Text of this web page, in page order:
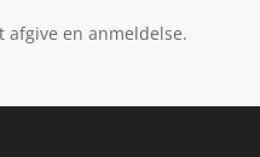
afgive en anmeldelse.